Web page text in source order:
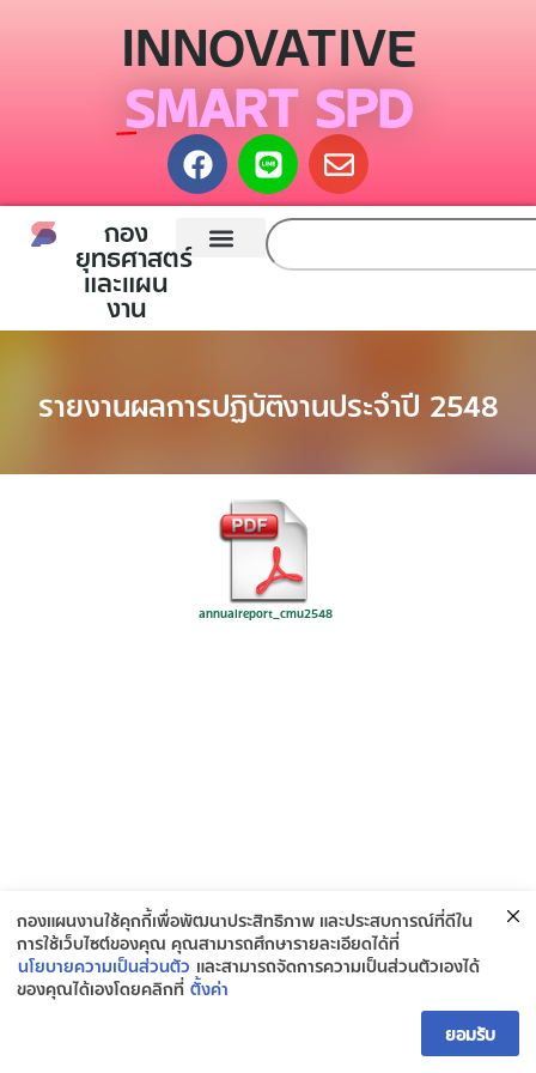
INNOVATIVE
SMART SPD
กอง
ยุทธศาสตร์
และแผน
งาน
รายงานผลการปฏิบัติงานประจำปี 2548
annualreport_cmu2548
กองแผนงานใช้คุกกี้เพื่อพัฒนาประสิทธิภาพ และประสบการณ์ที่ดีใน
การใช้เว็บไซต์ของคุณ คุณสามารถศึกษารายละเอียดได้ที่
นโยบายความเป็นส่วนตัว และสามารถจัดการความเป็นส่วนตัวเองได้
ของคุณได้เองโดยคลิกที่ ตั้งค่า
ยอมรับ
Open